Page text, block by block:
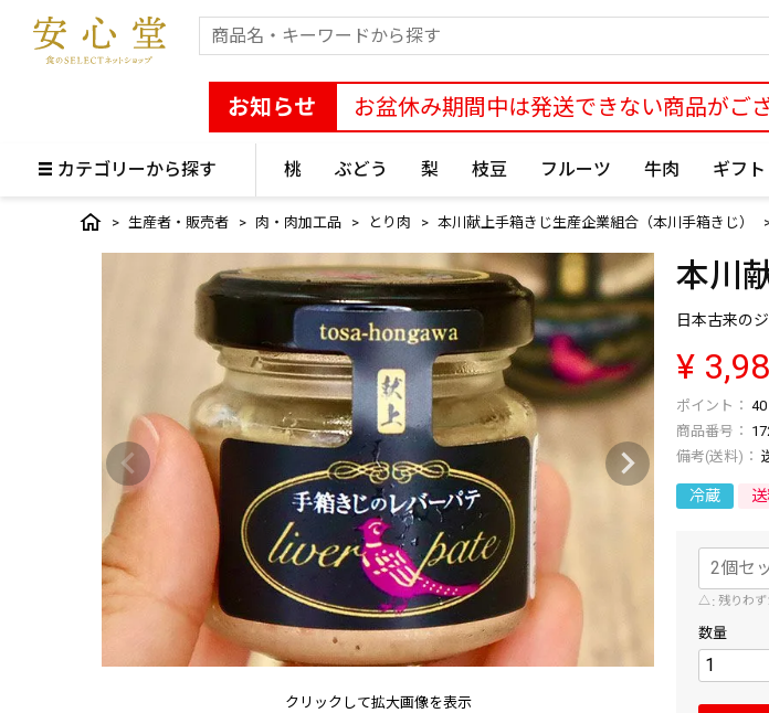
お知らせ お盆休み期間中は発送できない商品がご
カテゴリーから探す 桃 ぶどう 梨 枝豆 フルーツ 牛肉 ギフト
生産者・販売者 肉・肉加工品 とり肉 本川献上手箱きじ生産企業組合（本川手箱きじ）
クリックして拡大画像を表示
本川
日本古来の
¥
40
商品番号
冷蔵
2個セ
△ 残りわず